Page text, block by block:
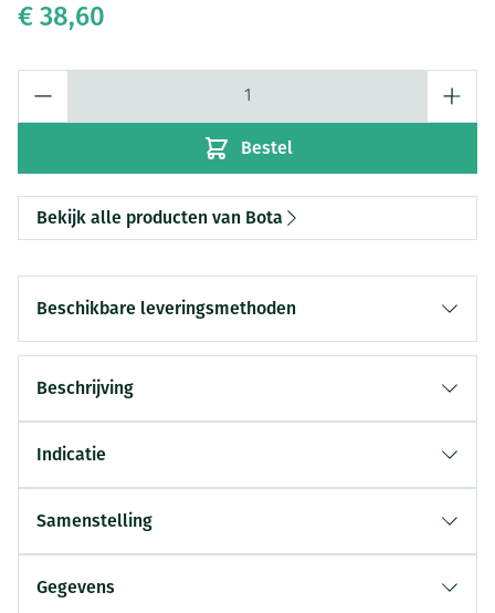
€ 38,60
Bestel
Bekijk alle producten van Bota
Beschikbare leveringsmethoden
Beschrijving
Indicatie
Samenstelling
Gegevens